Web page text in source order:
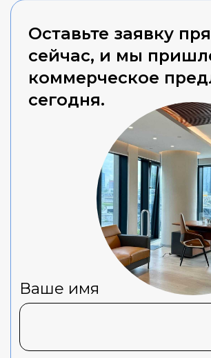
Это включает в себя санузлы, кухни,
зоны отдыха, переговорные комнаты
и другие удобства для сотрудников.
В сервисном офисе компания платит
только за аренду кабинета, а все
остальные услуги и инфраструктура
предоставляются оператором в
качестве сервиса.
предлагает удобство, гибкость и